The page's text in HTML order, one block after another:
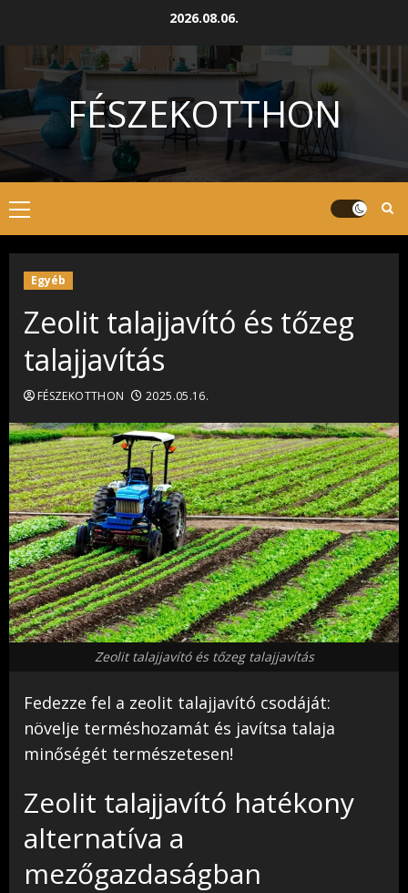
2026.08.06.
FÉSZEKOTTHON
Primary
Menu
Egyéb
Zeolit talajjavító és tőzeg
talajjavítás
FÉSZEKOTTHON 2025.05.16.
Zeolit talajjavító és tőzeg talajjavítás
Fedezze fel a zeolit talajjavító csodáját:
növelje terméshozamát és javítsa talaja
minőségét természetesen!
Zeolit talajjavító hatékony
alternatíva a
mezőgazdaságban